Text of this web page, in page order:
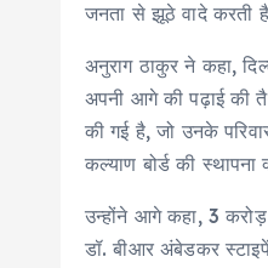
जनता से झूठे वादे करती
अनुराग ठाकुर ने कहा,
अपनी आगे की पढ़ाई की
की गई है, जो उनके
कल्याण बोर्ड की
उन्होंने आगे कहा, 3
डॉ. बीआर अंबेडकर